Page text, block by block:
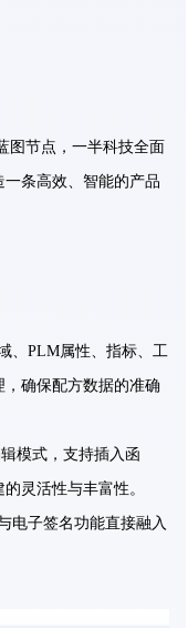
图节点，一半科技全面
条高效、智能的产品
、PLM属性、指标、工
确保配方数据的准确
模式，支持插入函
灵活性与丰富性。
电子签名功能直接融入